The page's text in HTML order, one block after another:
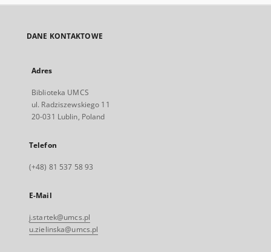
DANE KONTAKTOWE
Adres
Biblioteka UMCS
ul. Radziszewskiego 11
20-031 Lublin, Poland
Telefon
(+48) 81 537 58 93
E-Mail
j.startek@umcs.pl
u.zielinska@umcs.pl